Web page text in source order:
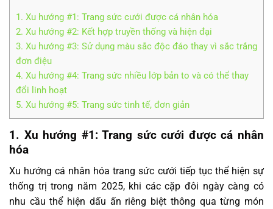
1. Xu hướng #1: Trang sức cưới được cá nhân hóa
2. Xu hướng #2: Kết hợp truyền thống và hiện đại
3. Xu hướng #3: Sử dụng màu sắc độc đáo thay vì sắc trắng
đơn điệu
4. Xu hướng #4: Trang sức nhiều lớp bản to và có thể thay
đổi linh hoạt
5. Xu hướng #5: Trang sức tinh tế, đơn giản
1. Xu hướng #1: Trang sức cưới được cá nhân
hóa
Xu hướng cá nhân hóa trang sức cưới tiếp tục thể hiện sự
thống trị trong năm 2025, khi các cặp đôi ngày càng có
nhu cầu thể hiện dấu ấn riêng biệt thông qua từng món